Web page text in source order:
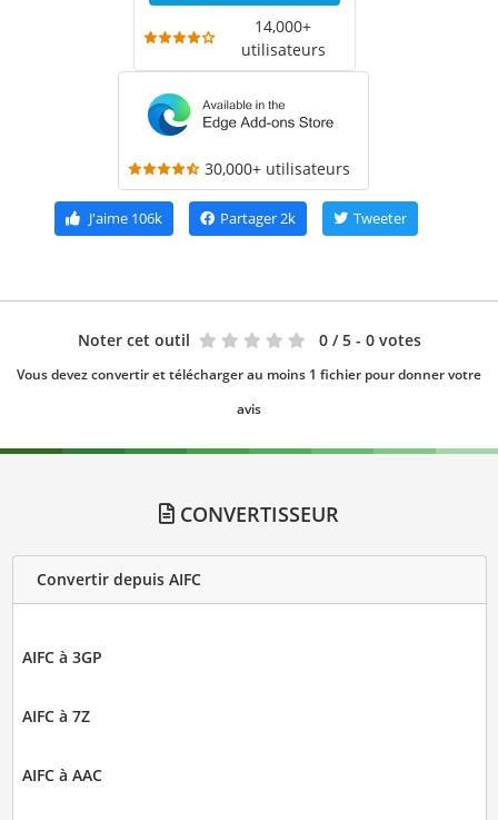
14,000+
utilisateurs
30,000+ utilisateurs
J'aime106k Partager2k Tweeter
Noter cet outil 0 / 5 - 0 votes
Vous devez convertir et télécharger au moins 1 fichier pour donner votre
avis
CONVERTISSEUR
Convertir depuis AIFC
AIFC à 3GP
AIFC à 7Z
AIFC à AAC